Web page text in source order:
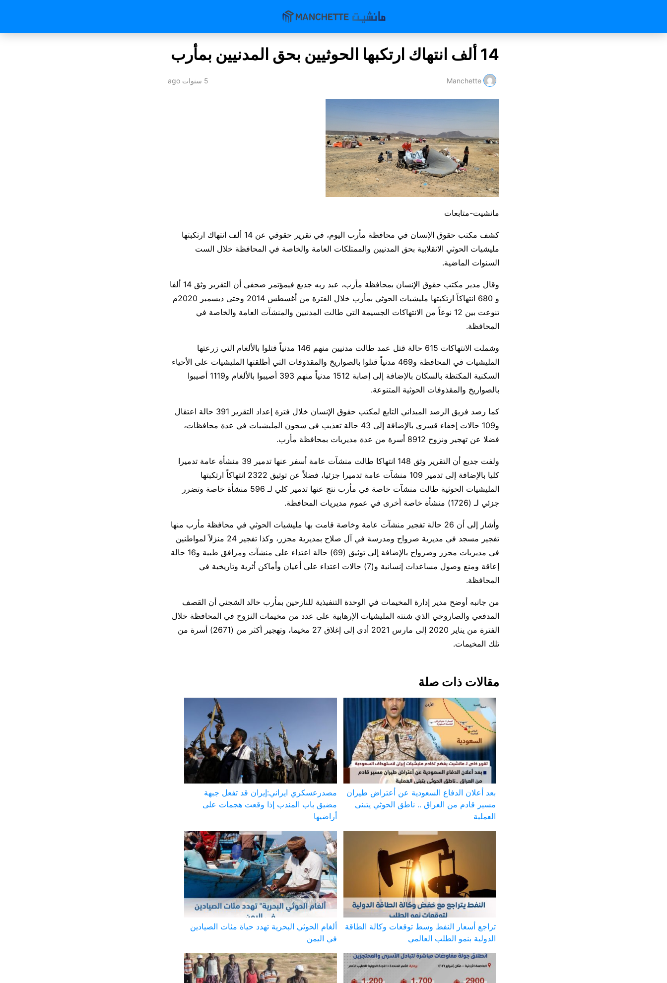
14 ألف انتهاك ارتكبها الحوثيين بحق المدنيين بمأرب
Manchette 5 سنوات ago
مانشيت-متابعات
كشف مكتب حقوق الإنسان في محافظة مأرب اليوم، في تقرير حقوقي عن 14 ألف انتهاك ارتكبتها
مليشيات الحوثي الانقلابية بحق المدنيين والممتلكات العامة والخاصة في المحافظة خلال الست
السنوات الماضية.
وقال مدير مكتب حقوق الإنسان بمحافظة مأرب، عبد ربه جديع فيمؤتمر صحفي أن التقرير وثق 14 ألفا
و 680 انتهاكاً ارتكبتها مليشيات الحوثي بمأرب خلال الفترة من أغسطس 2014 وحتى ديسمبر 2020م
تنوعت بين 12 نوعاً من الانتهاكات الجسيمة التي طالت المدنيين والمنشآت العامة والخاصة في
المحافظة.
وشملت الانتهاكات 615 حالة قتل عمد طالت مدنيين منهم 146 مدنياً قتلوا بالألغام التي زرعتها
المليشيات في المحافظة و469 مدنياً قتلوا بالصواريخ والمقذوفات التي أطلقتها المليشيات على الأحياء
السكنية المكتظة بالسكان بالإضافة إلى إصابة 1512 مدنياً منهم 393 أصيبوا بالألغام و1119 أصيبوا
بالصواريخ والمقذوفات الحوثية المتنوعة.
كما رصد فريق الرصد الميداني التابع لمكتب حقوق الإنسان خلال فترة إعداد التقرير 391 حالة اعتقال
و109 حالات إخفاء قسري بالإضافة إلى 43 حالة تعذيب في سجون المليشيات في عدة محافظات،
فضلا عن تهجير ونزوح 8912 أسرة من عدة مديريات بمحافظة مأرب.
ولفت جديع أن التقرير وثق 148 انتهاكا طالت منشآت عامة أسفر عنها تدمير 39 منشأة عامة تدميرا
كليا بالإضافة إلى تدمير 109 منشآت عامة تدميرا جزئيا، فضلاً عن توثيق 2322 انتهاكاً ارتكبتها
المليشيات الحوثية طالت منشآت خاصة في مأرب نتج عنها تدمير كلي لـ 596 منشأة خاصة وتضرر
جزئي لـ (1726) منشأة خاصة أخرى في عموم مديريات المحافظة.
وأشار إلى أن 26 حالة تفجير منشآت عامة وخاصة قامت بها مليشيات الحوثي في محافظة مأرب منها
تفجير مسجد في مديرية صرواح ومدرسة في آل صلاح بمديرية مجزر، وكذا تفجير 24 منزلاً لمواطنين
في مديريات مجزر وصرواح بالإضافة إلى توثيق (69) حالة اعتداء على منشآت ومرافق طبية و16 حالة
إعاقة ومنع وصول مساعدات إنسانية و(7) حالات اعتداء على أعيان وأماكن أثرية وتاريخية في
المحافظة.
من جانبه أوضح مدير إدارة المخيمات في الوحدة التنفيذية للنازحين بمأرب خالد الشجني أن القصف
المدفعي والصاروخي الذي شنته المليشيات الإرهابية على عدد من مخيمات النزوح في المحافظة خلال
الفترة من يناير 2020 إلى مارس 2021 أدى إلى إغلاق 27 مخيما، وتهجير أكثر من (2671) أسرة من
تلك المخيمات.
مقالات ذات صلة
بعد أعلان الدفاع السعودية عن أعتراض طيران
مسير قادم من العراق .. ناطق الحوثي يتبنى
العملية
مصدرعسكري ايراني:إيران قد تفعل جبهة
مضيق باب المندب إذا وقعت هجمات على
أراضيها
تراجع أسعار النفط وسط توقعات وكالة الطاقة
الدولية بنمو الطلب العالمي
ألغام الحوثي البحرية تهدد حياة مئات الصيادين
في اليمن